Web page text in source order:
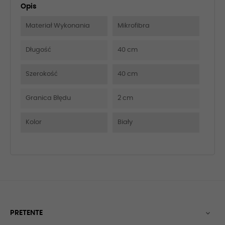
Opis
Materiał Wykonania Mikrofibra
Długość 40 cm
Szerokość 40 cm
Granica Błędu 2 cm
Kolor Biały
PRETENTE 